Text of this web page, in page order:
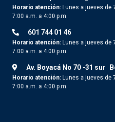
Horario atención: Lunes a jueves de
7:00 a.m. a 4:00 p.m.
601 744 01 46
Horario atención: Lunes a jueves de
7:00 a.m. a 4:00 p.m.
Av. Boyacá No 70 -31 sur
Horario atención: Lunes a jueves de
7:00 a.m. a 4:00 p.m.